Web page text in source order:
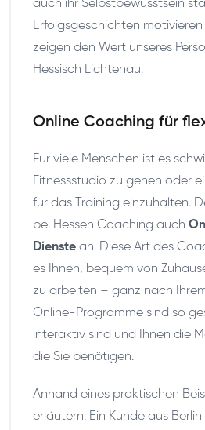
auch ihr Selbstbewusstsein
Erfolgsgeschichten
zeigen den Wert unseres
Hessisch Lichtenau.
Online Coaching für
Für viele Menschen ist es
Fitnessstudio zu gehen oder
für das Training einzuhalten.
bei Hessen Coaching auch
Dienste an. Diese Art des
es Ihnen, bequem von
zu arbeiten – ganz nach
Online-Programme sind so
interaktiv sind und Ihnen die
die Sie benötigen.
Anhand eines praktischen
erläutern: Ein Kunde aus